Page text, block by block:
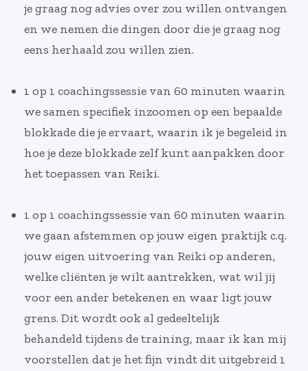
je graag nog advies over zou willen ontvangen
en we nemen die dingen door die je graag nog
eens herhaald zou willen zien.
1 op 1 coachingssessie van 60 minuten waarin
we samen specifiek inzoomen op een bepaalde
blokkade die je ervaart, waarin ik je begeleid in
hoe je deze blokkade zelf kunt aanpakken door
het toepassen van Reiki.
1 op 1 coachingssessie van 60 minuten waarin
we gaan afstemmen op jouw eigen praktijk c.q.
jouw eigen uitvoering van Reiki op anderen,
welke cliënten je wilt aantrekken, wat wil jij
voor een ander betekenen en waar ligt jouw
grens. Dit wordt ook al gedeeltelijk
behandeld tijdens de training, maar ik kan mij
voorstellen dat je het fijn vindt dit uitgebreid 1